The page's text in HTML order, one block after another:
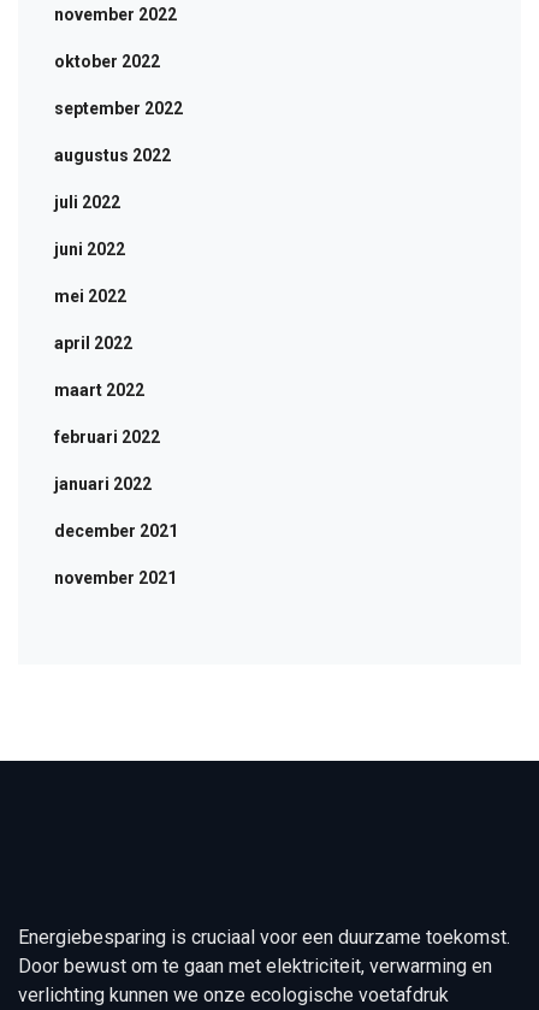
november 2022
oktober 2022
september 2022
augustus 2022
juli 2022
juni 2022
mei 2022
april 2022
maart 2022
februari 2022
januari 2022
december 2021
november 2021
Energiebesparing is cruciaal voor een duurzame toekomst.
Door bewust om te gaan met elektriciteit, verwarming en
verlichting kunnen we onze ecologische voetafdruk